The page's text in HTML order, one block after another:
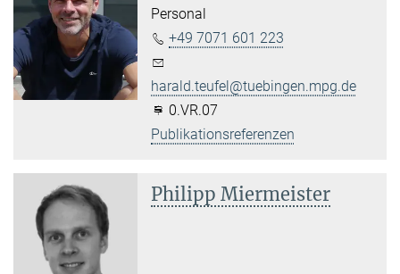
Personal
+49 7071 601 223
harald.teufel@tuebingen.mpg.de
0.VR.07
Publikationsreferenzen
Philipp Miermeister